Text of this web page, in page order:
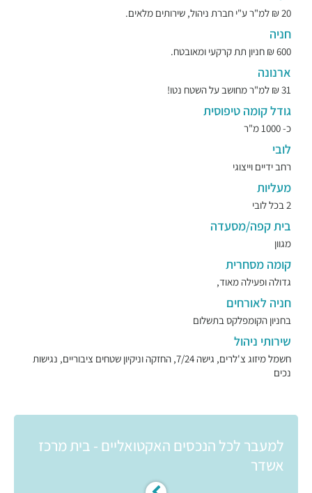
20 ₪ למ"ר ע"י חברת ניהול, שירותים מלאים.
חניה
600 ₪ חניון תת קרקעי ומאובטח.
ארנונה
31 ₪ למ"ר מחושב על השטח נטו!
גודל קומה טיפוסית
כ- 1000 מ"ר
לובי
רחב ידיים וייצוגי
מעליות
2 בכל לובי
בית קפה/מסעדה
מגוון
קומה מסחרית
גדולה ופעילה מאוד,
חניה לאורחים
בחניון הקומפלקס בתשלום
שירותי ניהול
חשמל מיזוג צ'לרים, גישה 7/24, החזקה וניקיון שטחים ציבוריים, נגישות
נכים
למעבר לכל הנכסים האקטואליים - בית מרכז
אשדר